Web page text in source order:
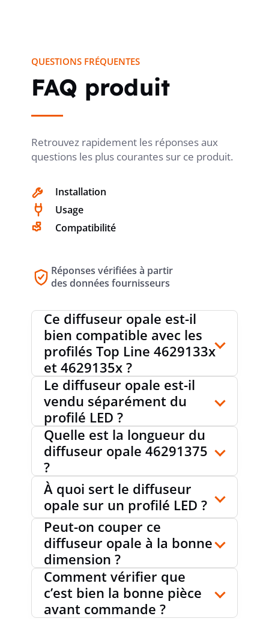
QUESTIONS FRÉQUENTES
FAQ produit
Retrouvez rapidement les réponses aux
questions les plus courantes sur ce produit.
Installation
Usage
Compatibilité
Réponses vérifiées à partir
des données fournisseurs
Ce diffuseur opale est-il
bien compatible avec les
profilés Top Line 4629133x
et 4629135x ?
Le diffuseur opale est-il
vendu séparément du
profilé LED ?
Quelle est la longueur du
diffuseur opale 46291375
?
À quoi sert le diffuseur
opale sur un profilé LED ?
Peut-on couper ce
diffuseur opale à la bonne
dimension ?
Comment vérifier que
c’est bien la bonne pièce
avant commande ?